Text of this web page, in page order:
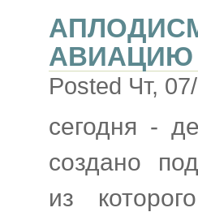
АВИАЦИЮ
Posted Чт,
сегодня -
создано
из